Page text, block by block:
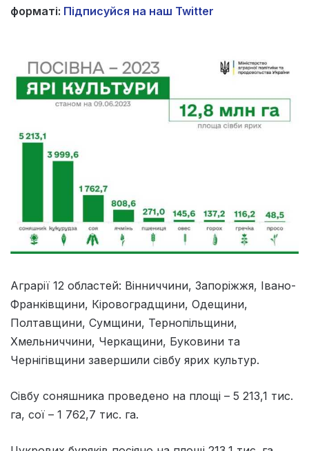
форматі: Підписуйся на наш Twitter
Аграрії 12 областей: Вінниччини, Запоріжжя, Івано-
Франківщини, Кіровоградщини, Одещини,
Полтавщини, Сумщини, Тернопільщини,
Хмельниччини, Черкащини, Буковини та
Чернігівщини завершили сівбу ярих культур.
Сівбу соняшника проведено на площі – 5 213,1 тис.
га, сої – 1 762,7 тис. га.